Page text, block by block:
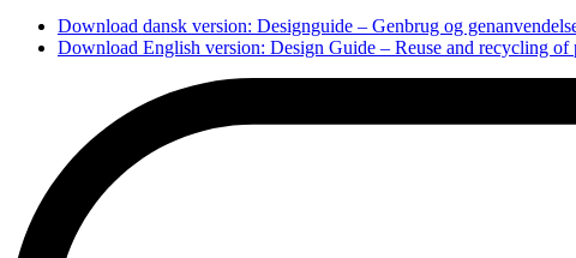
Download dansk version: Designguide – Genbrug og
Download English version: Design Guide – Reuse and recycling of